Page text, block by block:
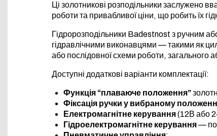
Ці золотникові розподільники заслужено
роботи та привабливої ціни, що робить їх
Гідророзподільники Badestnost з ручним
гідравлічними виконавцями — такими як
або послідовної схеми роботи, загального
Доступні додаткові варіанти комплектації:
Функція “плаваюче положення”
Фіксація ручки у вибраному
Електромагнітне керування(12В або
Гідроелектромагнітне керування—